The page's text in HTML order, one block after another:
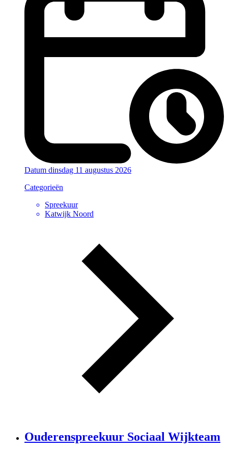
Datum dinsdag 11 augustus 2026
Categorieën
Spreekuur
Katwijk Noord
Ouderenspreekuur Sociaal Wijkteam